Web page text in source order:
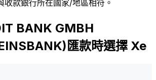
收款銀行所在國家/地區相符。
BANK GMBH
匯款時選擇 Xe